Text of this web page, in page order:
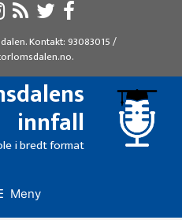
. Kontakt: 93083015/
.
innfall
i bredt format
Meny